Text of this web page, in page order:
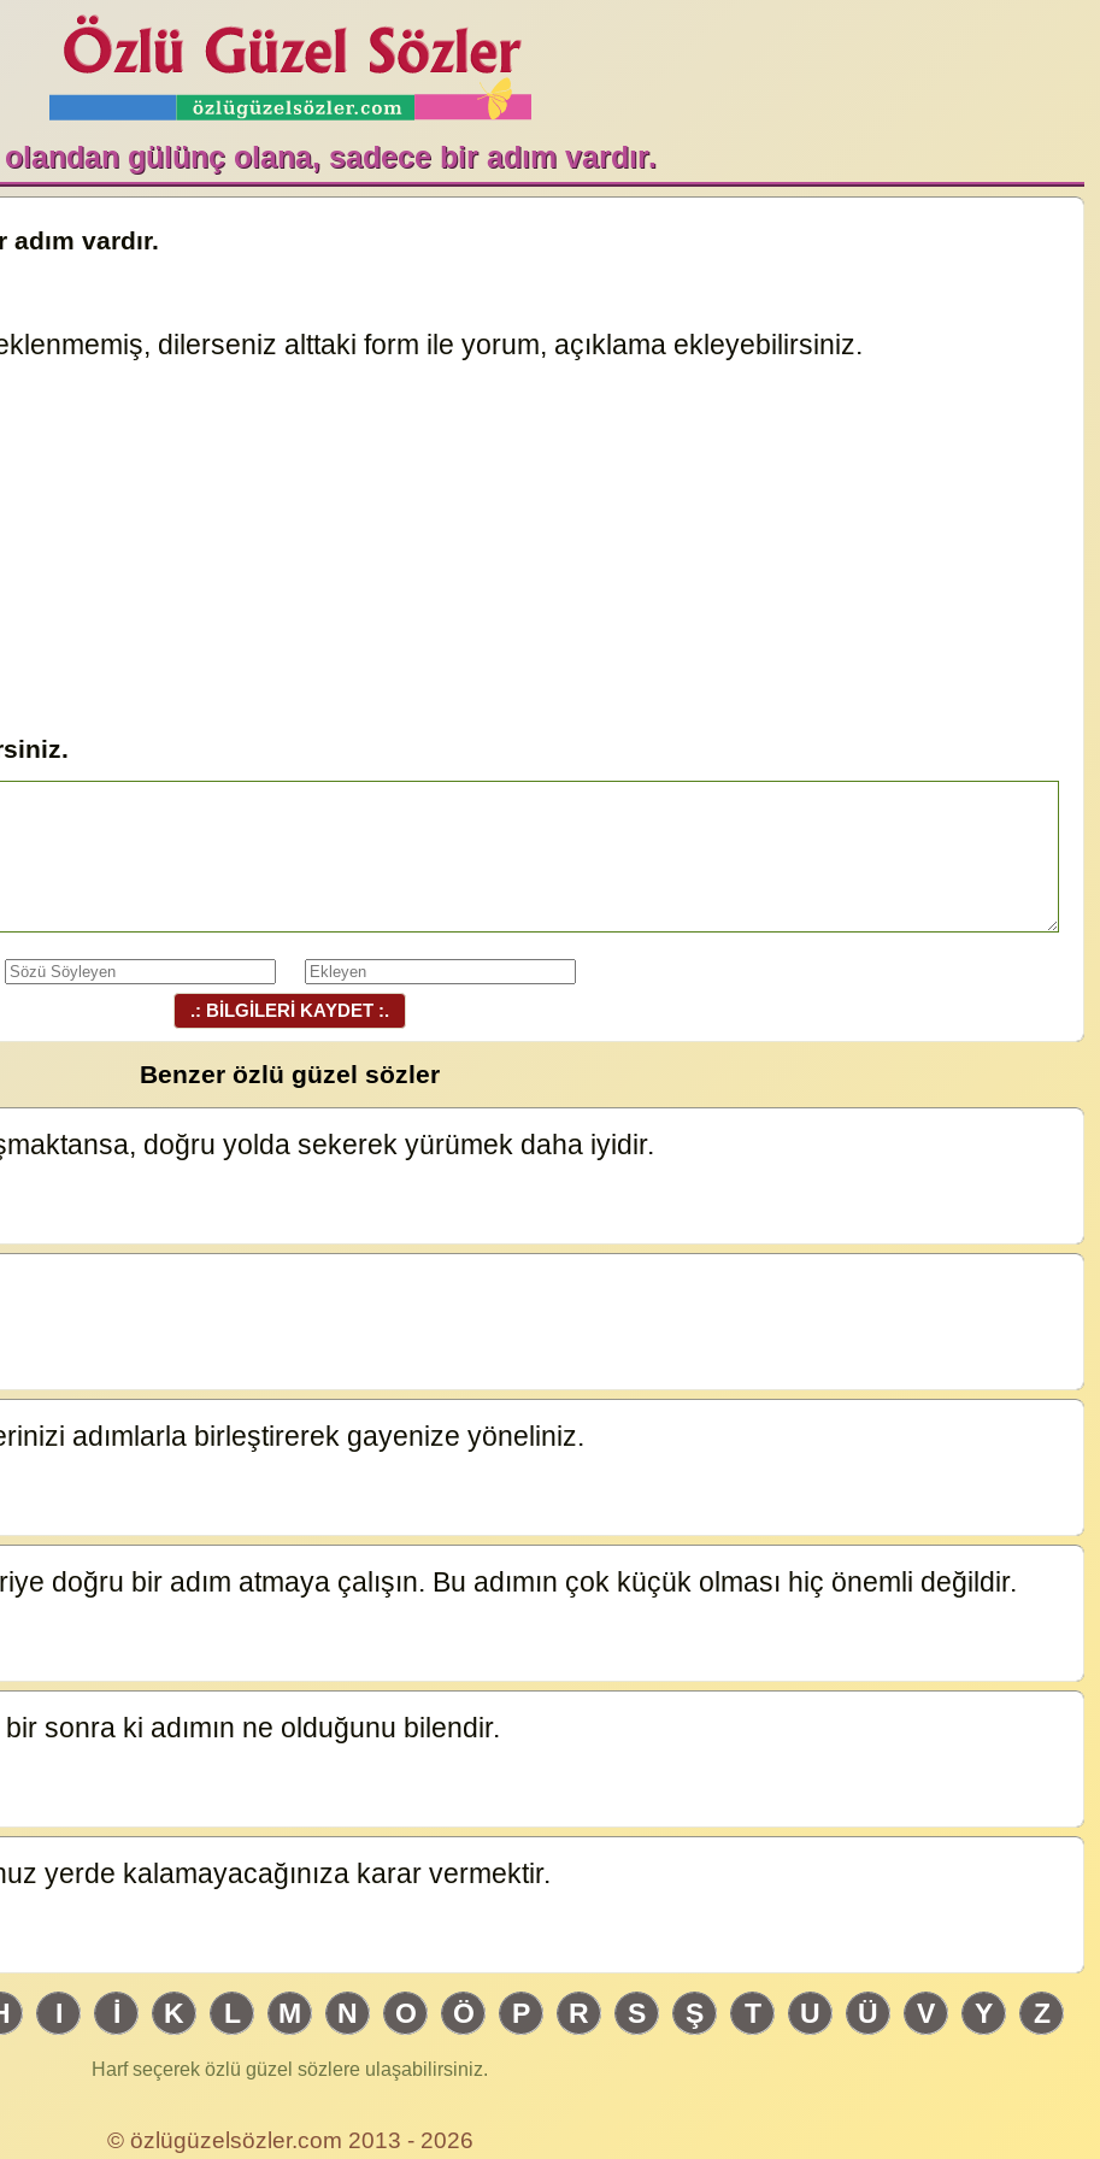
gülünç olana, sadece bir adım vardır.
vardır.
dilerseniz alttaki form ile yorum, açıklama ekleyebilirsiniz.
.: BİLGİLERİ KAYDET :.
Benzer özlü güzel sözler
doğru yolda sekerek yürümek daha iyidir.
adımlarla birleştirerek gayenize yöneliniz.
doğru bir adım atmaya çalışın. Bu adımın çok küçük olması hiç önemli değildir.
sonra ki adımın ne olduğunu bilendir.
yerde kalamayacağınıza karar vermektir.
I İ K L M N O Ö P R S Ş T U Ü V Y Z
Harf seçerek özlü güzel sözlere ulaşabilirsiniz.
© özlügüzelsözler.com 2013 - 2026